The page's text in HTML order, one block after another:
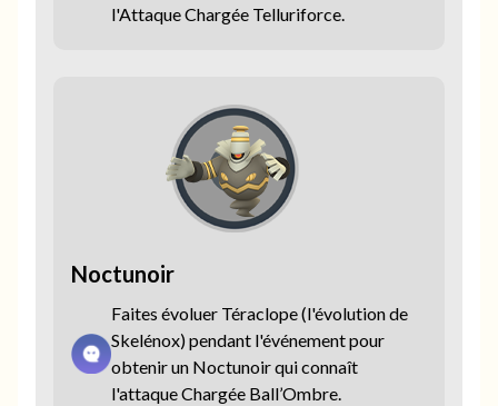
l'Attaque Chargée Telluriforce.
Noctunoir
Faites évoluer Téraclope (l'évolution de
Skelénox) pendant l'événement pour
obtenir un Noctunoir qui connaît
l'attaque Chargée Ball’Ombre.